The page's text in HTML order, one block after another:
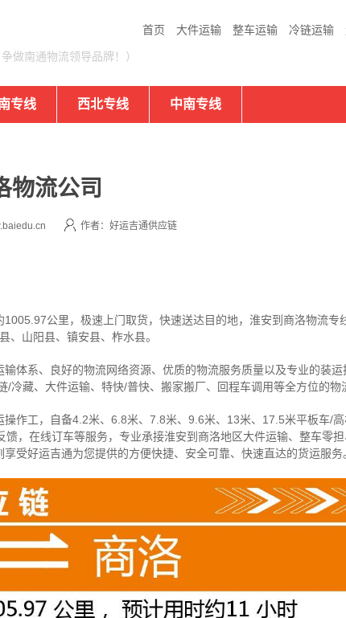
首页 大件运输 整车运输 冷链运输
做南通物流领导品牌！）
专线 西北专线 中南专线
物流公司
作者：好运吉通供应链
公里， 极速上门取货，快速送达目的地，淮安到商洛物流专
、山阳县、镇安县、柞水县。
体系、良好的物流网络资源、优质的物流服务质量以及专业的装运
/冷藏、大件运输、特快/普快、搬家搬厂、回程车调用等全方位的物
作工，自备4.2米、6.8米、7.8米、9.6米、13米、17.5米平板车/
，在线订车等服务， 专业承接淮安到商洛地区大件运输、整车零
受好运吉通为您提供的方便快捷、安全可靠、快速直达的货运服务